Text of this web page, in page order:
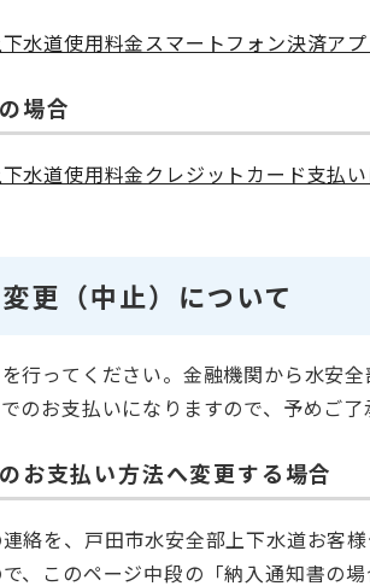
下水道使用料金スマートフォン決済アプ
場合
下水道使用料金クレジットカード支払い
更（中止）について
行ってください。金融機関から水安
のお支払いになりますので、予めご了
お支払い方法へ変更する場合
絡を、戸田市水安全部上下水道お客
、このページ中段の「納入通知書の